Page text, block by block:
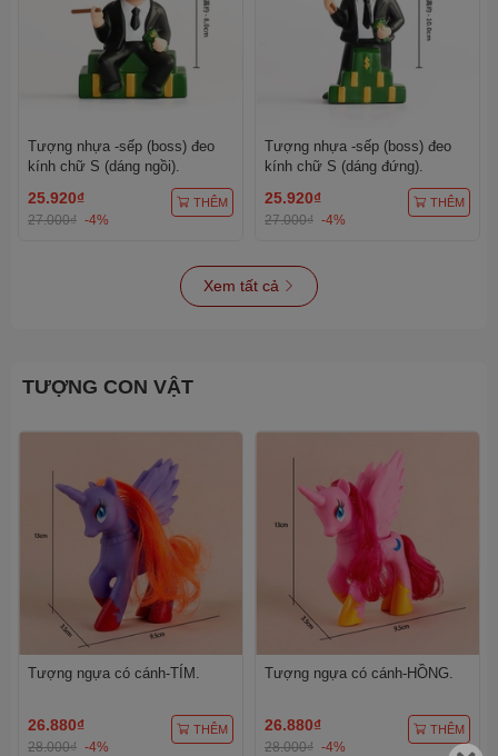
Tượng nhựa -sếp (boss) đeo
kính chữ S (dáng ngồi).
25.920₫
27.000₫ -4%
THÊM
Tượng nhựa -sếp (boss) đeo
kính chữ S (dáng đứng).
25.920₫
27.000₫ -4%
THÊM
Xem tất cả
TƯỢNG CON VẬT
Tượng ngựa có cánh-TÍM.
26.880₫
28.000₫ -4%
THÊM
Tượng ngựa có cánh-HỒNG.
26.880₫
28.000₫ -4%
THÊM